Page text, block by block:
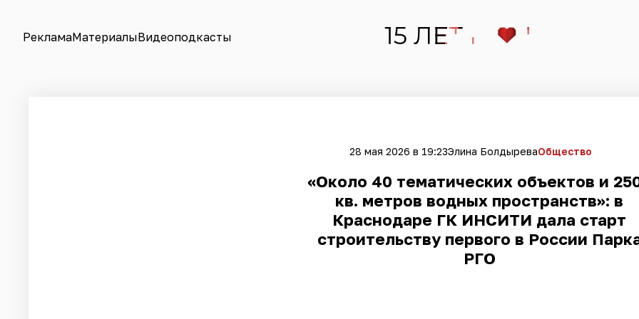
РекламаМатериалыВидеоподкасты
28 мая 2026 в 19:23Элина БолдыреваОбщество
«Около 40 тематических объектов и
кв. метров водных пространств»: в
Краснодаре ГК ИНСИТИ дала старт
строительству первого в России
РГО